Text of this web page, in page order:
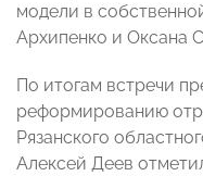
модели в
Архипенко и Оксана
По итогам встречи
реформированию
Рязанского
Алексей Деев